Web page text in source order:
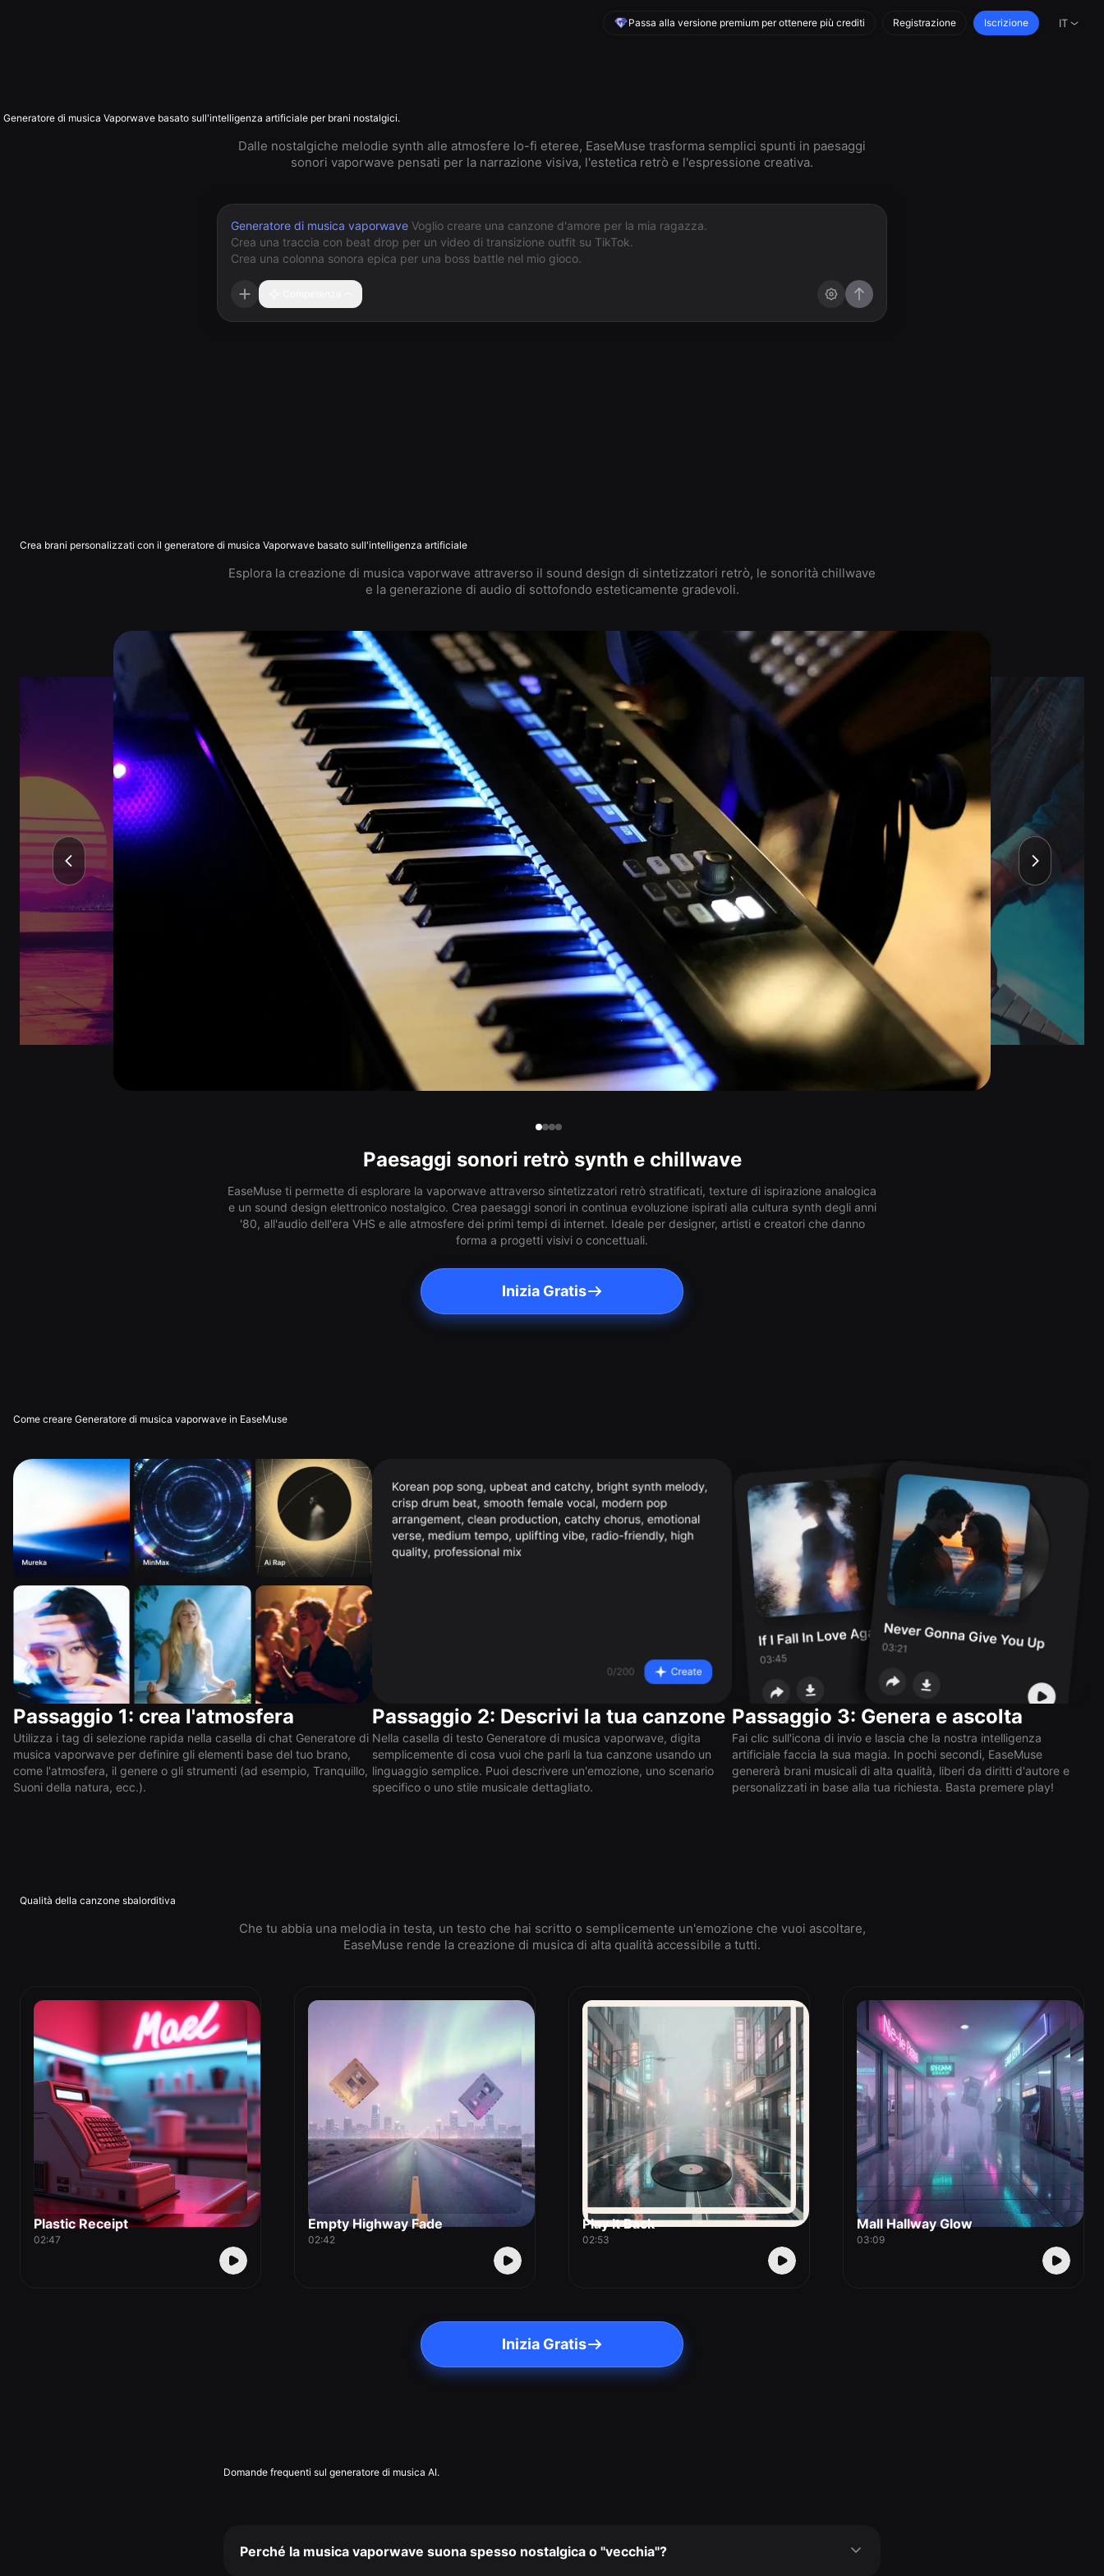
Passa alla versione premium per ottenere più crediti Registrazione Iscrizione IT
Generatore di musica Vaporwave basato sull'intelligenza artificiale per brani nostalgici.
Dalle nostalgiche melodie synth alle atmosfere lo-fi eteree, EaseMuse trasforma semplici spunti in paesaggi
sonori vaporwave pensati per la narrazione visiva, l'estetica retrò e l'espressione creativa.
Generatore di musica vaporwave
Crea brani personalizzati con il generatore di musica Vaporwave basato sull'intelligenza artificiale
Esplora la creazione di musica vaporwave attraverso il sound design di sintetizzatori retrò, le sonorità chillwave
e la generazione di audio di sottofondo esteticamente gradevoli.
Paesaggi sonori retrò synth e chillwave
EaseMuse ti permette di esplorare la vaporwave attraverso sintetizzatori retrò stratificati, texture di ispirazione analogica
e un sound design elettronico nostalgico. Crea paesaggi sonori in continua evoluzione ispirati alla cultura synth degli anni
'80, all'audio dell'era VHS e alle atmosfere dei primi tempi di internet. Ideale per designer, artisti e creatori che danno
forma a progetti visivi o concettuali.
Inizia Gratis
Come creare Generatore di musica vaporwave in EaseMuse
Passaggio 1: crea l'atmosfera
Utilizza i tag di selezione rapida nella casella di chat Generatore di
musica vaporwave per definire gli elementi base del tuo brano,
come l'atmosfera, il genere o gli strumenti (ad esempio, Tranquillo,
Suoni della natura, ecc.).
Passaggio 2: Descrivi la tua canzone
Nella casella di testo Generatore di musica vaporwave, digita
semplicemente di cosa vuoi che parli la tua canzone usando un
linguaggio semplice. Puoi descrivere un'emozione, uno scenario
specifico o uno stile musicale dettagliato.
Passaggio 3: Genera e ascolta
Fai clic sull'icona di invio e lascia che la nostra intelligenza
artificiale faccia la sua magia. In pochi secondi, EaseMuse
genererà brani musicali di alta qualità, liberi da diritti d'autore e
personalizzati in base alla tua richiesta. Basta premere play!
Qualità della canzone sbalorditiva
Che tu abbia una melodia in testa, un testo che hai scritto o semplicemente un'emozione che vuoi ascoltare,
EaseMuse rende la creazione di musica di alta qualità accessibile a tutti.
Plastic Receipt
02:47
Empty Highway Fade
02:42
Play It Back
02:53
Mall Hallway Glow
03:09
Inizia Gratis
Domande frequenti sul generatore di musica AI.
Perché la musica vaporwave suona spesso nostalgica o "vecchia"?